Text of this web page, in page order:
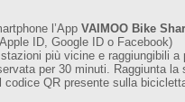
l’App VAIMOO Bike
ID, Google ID o Facebook)
più vicine e raggiungibili a
per 30 minuti. Raggiunta
QR presente sulla